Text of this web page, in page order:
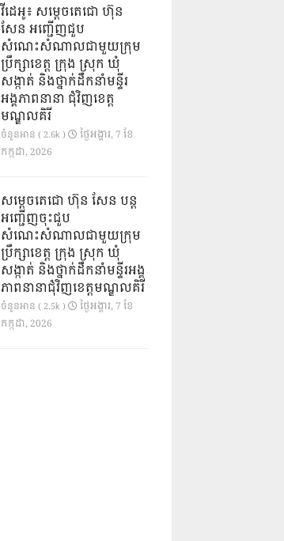
វីដេអូ៖ សម្តេចតេជោ ហ៊ុន
សែន អញ្ជើញជួប
សំណេះសំណាលជាមួយក្រុម
ប្រឹក្សាខេត្ត ក្រុង ស្រុក ឃុំ
សង្កាត់ និងថ្នាក់ដឹកនាំមន្ទីរ
អង្គភាពនានា ជុំវិញខេត្ត
មណ្ឌលគិរី
ចំនួនអាន ( 2.6k )
ថ្ងៃ​អង្គារ, 7 ខែ​
កក្កដា, 2026
សម្តេចតេជោ ហ៊ុន សែន បន្ត
អញ្ជើញចុះជួប
សំណេះសំណាលជាមួយក្រុម
ប្រឹក្សាខេត្ត ក្រុង ស្រុក ឃុំ
សង្កាត់ និងថ្នាក់ដឹកនាំមន្ទីរអង្គ
ភាពនានាជុំវិញខេត្តមណ្ឌលគិរី
ចំនួនអាន ( 2.5k )
ថ្ងៃ​អង្គារ, 7 ខែ​
កក្កដា, 2026